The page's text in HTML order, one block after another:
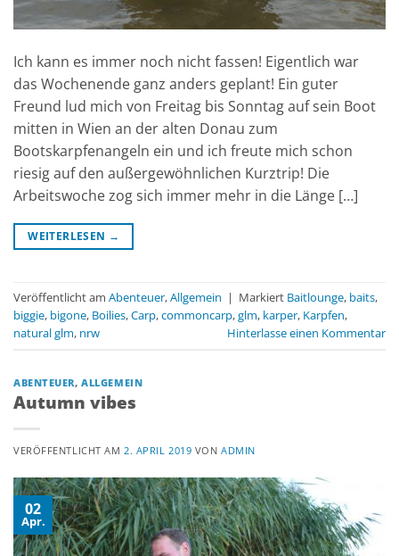
Ich kann es immer noch nicht fassen! Eigentlich war
das Wochenende ganz anders geplant! Ein guter
Freund lud mich von Freitag bis Sonntag auf sein Boot
mitten in Wien an der alten Donau zum
Bootskarpfenangeln ein und ich freute mich schon
riesig auf den außergewöhnlichen Kurztrip! Die
Arbeitswoche zog sich immer mehr in die Länge […]
WEITERLESEN →
Veröffentlicht am Abenteuer,Allgemein | Markiert Baitlounge, baits,
biggie, bigone, Boilies,Carp,commoncarp,glm, karper, Karpfen,
natural glm, nrw Hinterlasse einen Kommentar
ABENTEUER,ALLGEMEIN
Autumn vibes
VERÖFFENTLICHT AM2. APRIL 2019 VONADMIN
02
Apr.